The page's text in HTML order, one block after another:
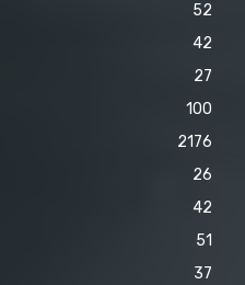
52
42
27
100
2176
26
42
51
37